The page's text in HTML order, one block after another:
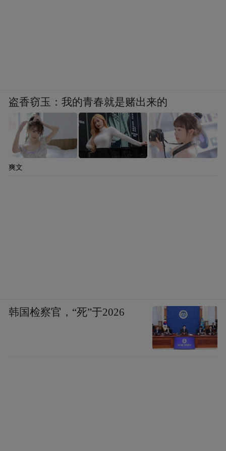
盗香窃玉：我的青春就是赌出来的
爽文
韩国检察官，“死”于2026